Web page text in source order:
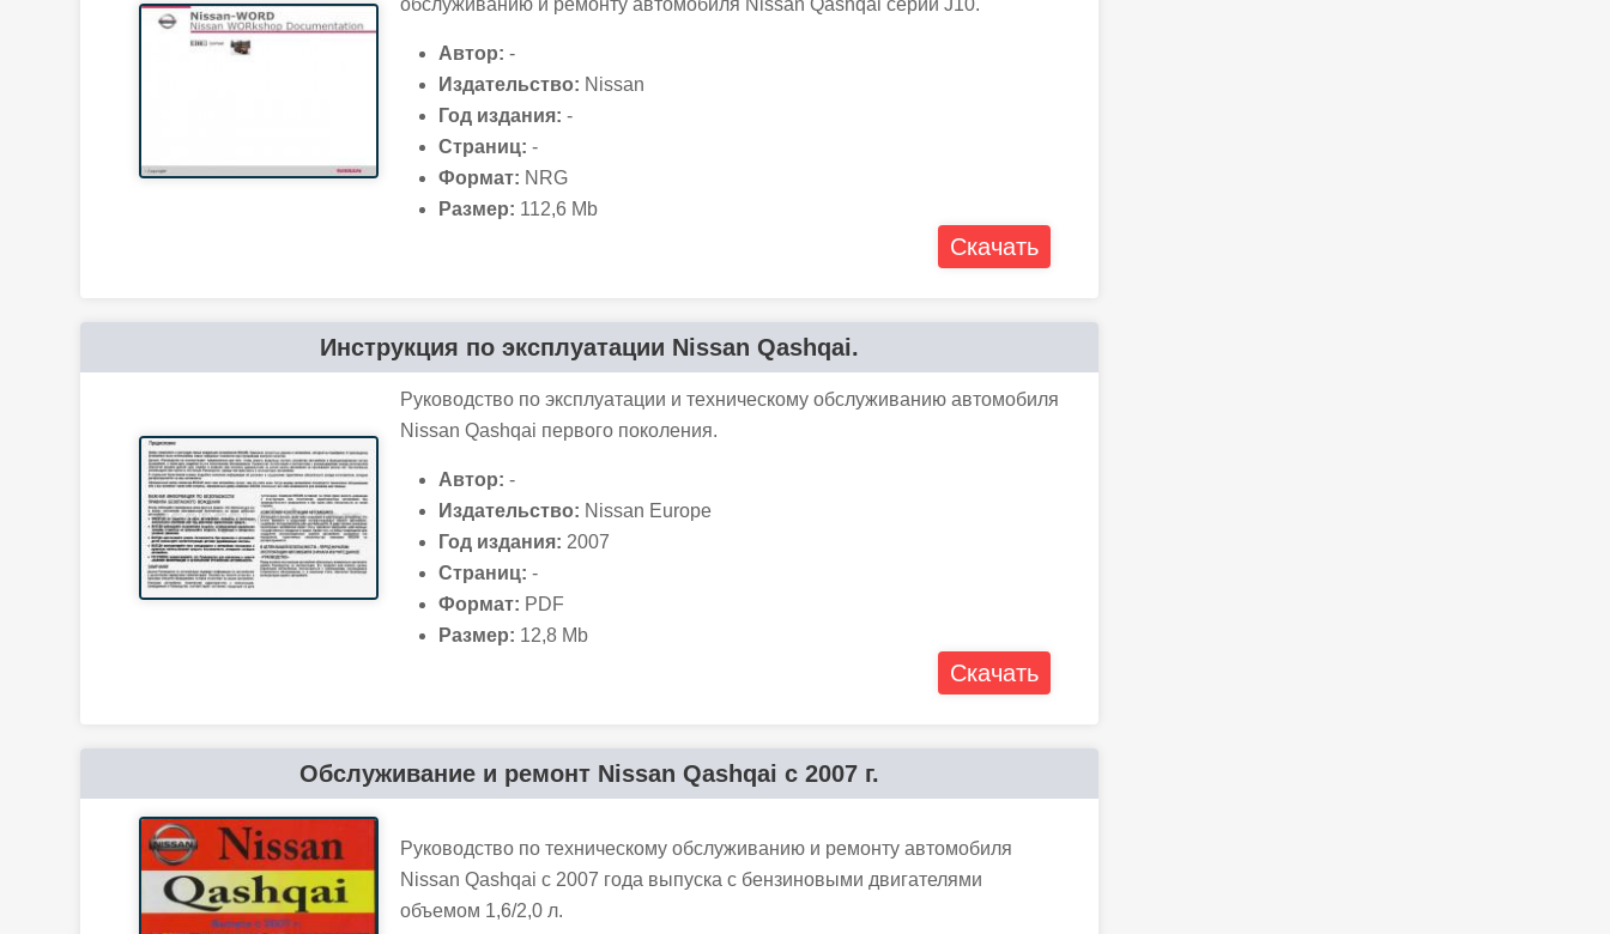
Автор: -
Издательство: Nissan
Год издания: -
Страниц: -
Формат: NRG
Размер: 112,6 Mb
Скачать
Инструкция по эксплуатации Nissan Qashqai.
Руководство по эксплуатации и техническому обслуживанию автомобиля
Nissan Qashqai первого поколения.
Автор: -
Издательство: Nissan Europe
Год издания: 2007
Страниц: -
Формат: PDF
Размер: 12,8 Mb
Скачать
Обслуживание и ремонт Nissan Qashqai с 2007 г.
Руководство по техническому обслуживанию и ремонту автомобиля
Nissan Qashqai с 2007 года выпуска с бензиновыми двигателями
объемом 1,6/2,0 л.